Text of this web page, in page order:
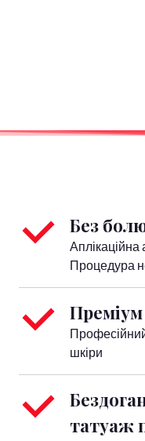
Без
Аплікаційна
Процедура
Преміум
Професійний
шкіри
татуаж